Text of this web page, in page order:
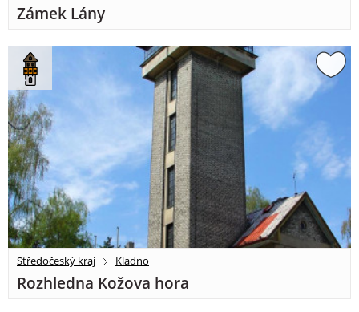
Zámek Lány
Středočeský kraj Kladno
Rozhledna Kožova hora